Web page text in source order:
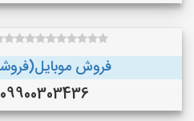
فروش
09900303436 (سنندج )